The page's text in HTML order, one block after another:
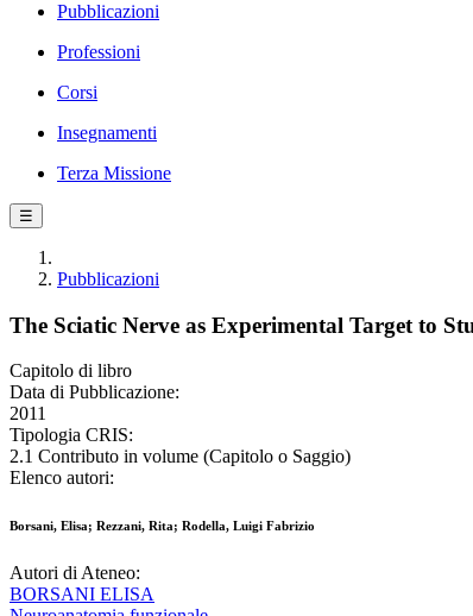
Pubblicazioni
Professioni
Corsi
Insegnamenti
Terza Missione
☰
Pubblicazioni
The Sciatic Nerve as Experimental Target to
Capitolo di libro
Data di Pubblicazione:
2011
Tipologia CRIS:
2.1 Contributo in volume (Capitolo o Saggio)
Elenco autori:
Borsani, Elisa; Rezzani, Rita; Rodella, Luigi Fabrizio
Autori di Ateneo:
BORSANI ELISA